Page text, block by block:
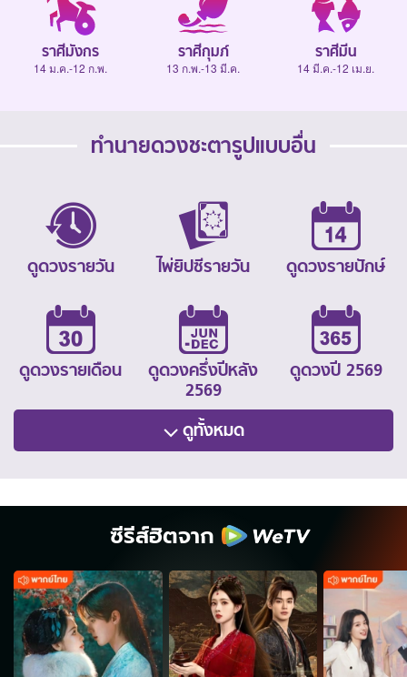
ราศีมังกร
14 ม.ค.-12 ก.พ.
ราศีกุมภ์
13 ก.พ.-13 มี.ค.
ราศีมีน
14 มี.ค.-12 เม.ย.
ทำนายดวงชะตารูปแบบอื่น
ดูดวงรายวัน ไพ่ยิปซีรายวัน ดูดวงรายปักษ์
ดูดวงรายเดือน
ดูดวงครึ่งปีหลัง
2569
ดูดวงปี 2569
ดูทั้งหมด
ซีรีส์ฮิตจาก